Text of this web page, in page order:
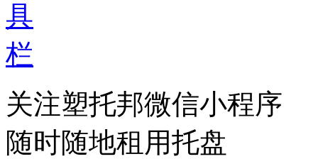
具
栏
关注塑托邦微信小程序
随时随地租用托盘